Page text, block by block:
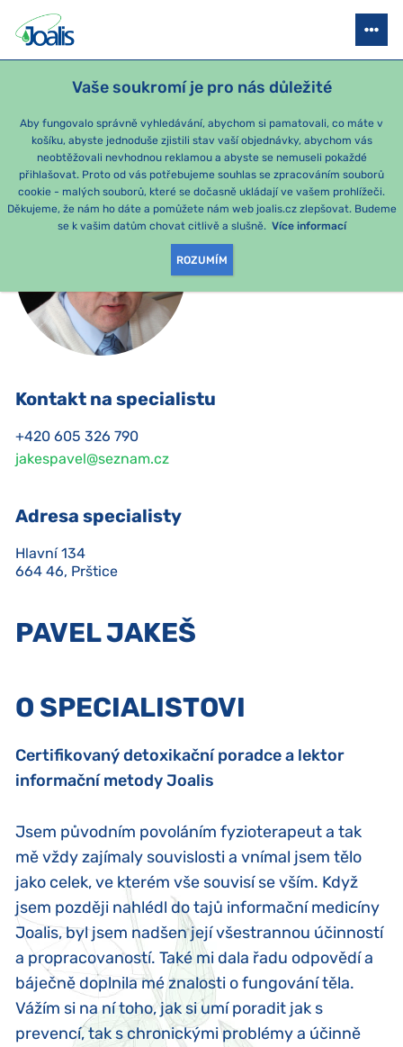
Vaše soukromí je pro nás důležité
Aby fungovalo správně vyhledávání, abychom si pamatovali, co máte v
košíku, abyste jednoduše zjistili stav vaší objednávky, abychom vás
neobtěžovali nevhodnou reklamou a abyste se nemuseli pokaždé
přihlašovat. Proto od vás potřebujeme souhlas se zpracováním souborů
cookie - malých souborů, které se dočasně ukládají ve vašem prohlížeči.
Děkujeme, že nám ho dáte a pomůžete nám web joalis.cz zlepšovat. Budeme
se k vašim datům chovat citlivě a slušně. Více informací
ROZUMÍM
JOALIS ČR BRNO OSTRAVA ZAHRANIČNÍ
ZPĚT
Kontakt na specialistu
+420 605 326 790
jakespavel@seznam.cz
Adresa specialisty
Hlavní 134
664 46, Prštice
PAVEL JAKEŠ
O SPECIALISTOVI
Certifikovaný detoxikační poradce a lektor
informační metody Joalis
Jsem původním povoláním fyzioterapeut a tak
mě vždy zajímaly souvislosti a vnímal jsem tělo
jako celek, ve kterém vše souvisí se vším. Když
jsem později nahlédl do tajů informační medicíny
Joalis, byl jsem nadšen její všestrannou účinností
a propracovaností. Také mi dala řadu odpovědí a
báječně doplnila mé znalosti o fungování těla.
Vážím si na ní toho, jak si umí poradit jak s
prevencí, tak s chronickými problémy a účinně